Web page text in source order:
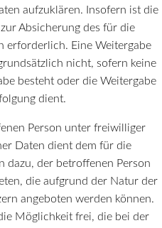
aufzuklären. Insofern ist die
Absicherung des für die
erforderlich. Eine Weitergabe
nicht, sofern keine
besteht oder die Weitergabe
dient.
Person unter freiwilliger
Daten dient dem für die
dazu, der betroffenen Person
die aufgrund der Natur der
angeboten werden können.
Möglichkeit frei, die bei der